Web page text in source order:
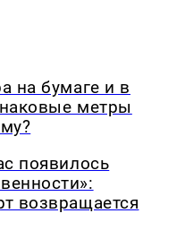
на бумаге и в
метры
появилось
возвращается